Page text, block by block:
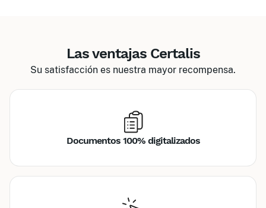
Las ventajas Certalis
Su satisfacción es nuestra mayor recompensa.
Documentos 100% digitalizados